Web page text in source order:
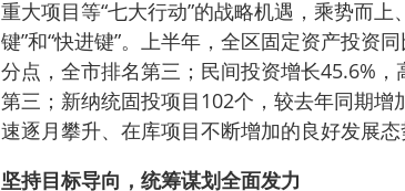
重大项目等“七大行动”的战略机遇，乘势而
键”和“快进键”。上半年，全区固定资产投资
分点，全市排名第三；民间投资增长45.6%
第三；新纳统固投项目102个，较去年同期
速逐月攀升、在库项目不断增加的良好发展态
坚持目标导向，统筹谋划全面发力